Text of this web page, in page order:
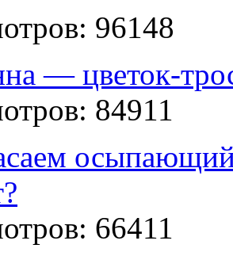
96148
— цветок-
84911
66411